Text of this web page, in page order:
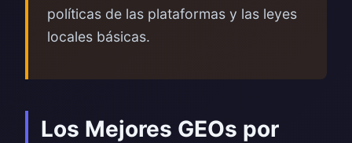
políticas de las plataformas y las leyes
locales básicas.
Los Mejores GEOs por